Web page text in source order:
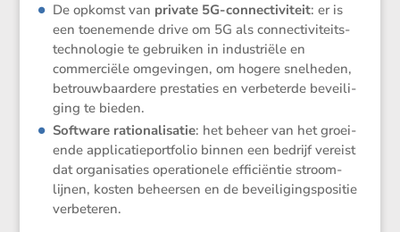
De opkomst van private 5G-connec­ti­vi­teit: er is
een toene­mende drive om 5G als connec­ti­vi­teits­
tech­no­logie te gebruiken in industriële en
commer­ciële omgevingen, om hogere snelheden,
betrouw­baar­dere presta­ties en verbe­terde bevei­li­
ging te bieden.
Software ratio­na­li­satie: het beheer van het groei­
ende appli­ca­tie­port­folio binnen een bedrijf vereist
dat organi­sa­ties opera­ti­o­nele effici­ëntie stroom­
lijnen, kosten beheersen en de bevei­li­gings­po­sitie
verbeteren.